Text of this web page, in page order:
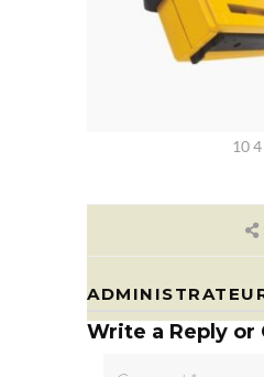
10 4
Write a Reply or